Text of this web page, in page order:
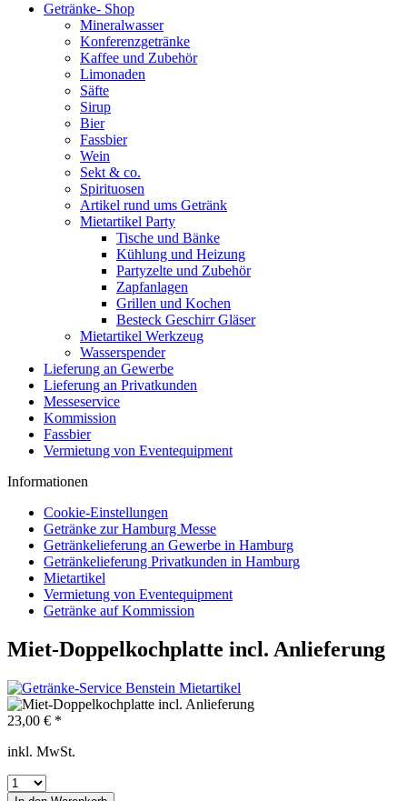
Getränke- Shop
Mineralwasser
Konferenzgetränke
Kaffee und Zubehör
Limonaden
Säfte
Sirup
Bier
Fassbier
Wein
Sekt & co.
Spirituosen
Artikel rund ums Getränk
Mietartikel Party
Tische und Bänke
Kühlung und Heizung
Partyzelte und Zubehör
Zapfanlagen
Grillen und Kochen
Besteck Geschirr Gläser
Mietartikel Werkzeug
Wasserspender
Lieferung an Gewerbe
Lieferung an Privatkunden
Messeservice
Kommission
Fassbier
Vermietung von Eventequipment
Informationen
Cookie-Einstellungen
Getränke zur Hamburg Messe
Getränkelieferung an Gewerbe in Hamburg
Getränkelieferung Privatkunden in Hamburg
Mietartikel
Vermietung von Eventequipment
Getränke auf Kommission
Miet-Doppelkochplatte incl. Anlieferung
23,00 € *
inkl. MwSt.